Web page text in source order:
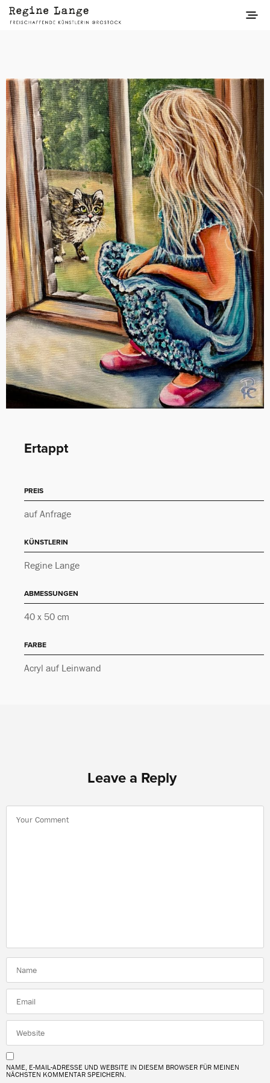
Ertappt
PREIS
auf Anfrage
KÜNSTLERIN
Regine Lange
ABMESSUNGEN
40 x 50 cm
FARBE
Acryl auf Leinwand
Leave a Reply
NAME, E-MAIL-ADRESSE UND WEBSITE IN DIESEM BROWSER FÜR MEINEN
NÄCHSTEN KOMMENTAR SPEICHERN.